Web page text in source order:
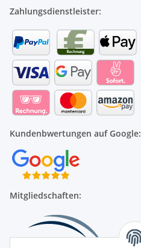
Zahlungsdienstleister:
Kundenbwertungen auf Google:
Mitgliedschaften: